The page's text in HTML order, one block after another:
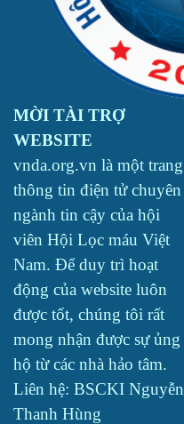
MỜI TÀI TRỢ
WEBSITE
vnda.org.vn là một trang
thông tin điện tử chuyên
ngành tin cậy của hội
viên Hội Lọc máu Việt
Nam. Để duy trì hoạt
động của website luôn
được tốt, chúng tôi rất
mong nhận được sự ủng
hộ từ các nhà hảo tâm.
Liên hệ: BSCKI Nguyễn
Thanh Hùng